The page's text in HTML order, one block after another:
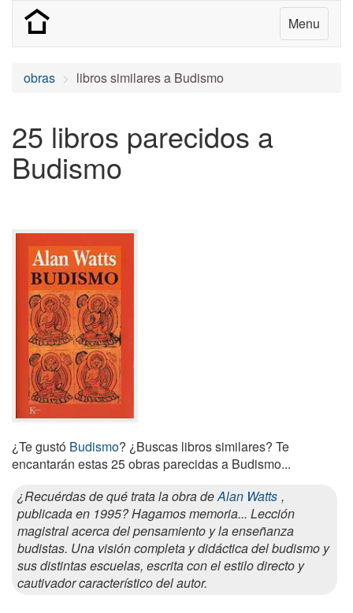
Menu
obras libros similares a Budismo
25 libros parecidos a
Budismo
¿Te gustó Budismo? ¿Buscas libros similares? Te
encantarán estas 25 obras parecidas a Budismo...
¿Recuérdas de qué trata la obra deAlan Watts ,
publicada en 1995? Hagamos memoria... Lección
magistral acerca del pensamiento y la enseñanza
budistas. Una visión completa y didáctica del budismo y
sus distintas escuelas, escrita con el estilo directo y
cautivador característico del autor.